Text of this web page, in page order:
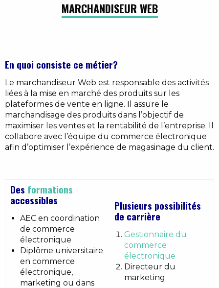
MARCHANDISEUR WEB
En quoi consiste ce métier?
Le marchandiseur Web est responsable des activités
liées à la mise en marché des produits sur les
plateformes de vente en ligne. Il assure le
marchandisage des produits dans l’objectif de
maximiser les ventes et la rentabilité de l’entreprise. Il
collabore avec l’équipe du commerce électronique
afin d’optimiser l’expérience de magasinage du client.
Des formations
accessibles
AEC en coordination
de commerce
électronique
Diplôme universitaire
en commerce
électronique,
marketing ou dans
Plusieurs possibilités
de carrière
Gestionnaire du
commerce
électronique
Directeur du
marketing